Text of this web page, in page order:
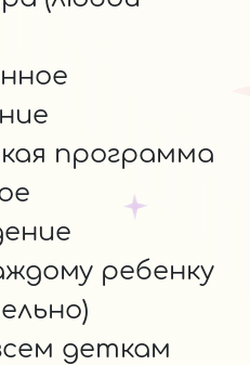
программа
ребенку
деткам